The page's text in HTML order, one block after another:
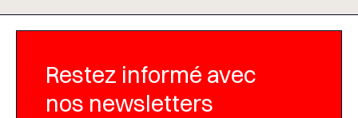
Restez informé avec
nos newsletters